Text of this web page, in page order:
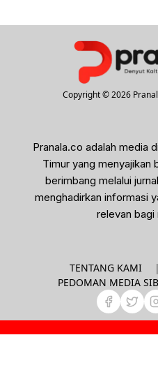
Copyright © 2026
Pranala.co adalah media
Timur yang menyajikan
berimbang melalui
menghadirkan informasi
relevan bagi
TENTANG KAMI |
PEDOMAN MEDIA